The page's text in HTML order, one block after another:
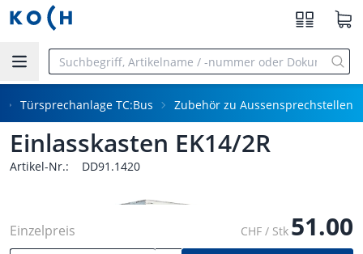
Zum Hauptinhalt springen
Türsprechanlage TC:Bus Zubehör zu Aussensprechstellen
Einlasskasten EK14/2R
Artikel-Nr.: DD91.1420
Einzelpreis CHF / Stk 51.00